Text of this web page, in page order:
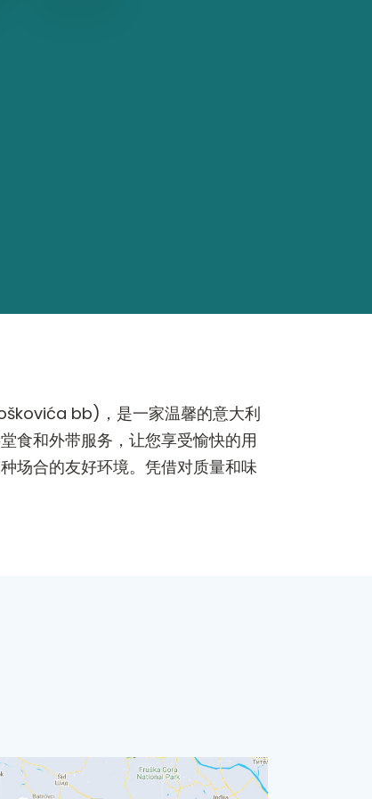
bb)，是一家温馨的意大利
食和外带服务，让您享受愉快的用
场合的友好环境。凭借对质量和味